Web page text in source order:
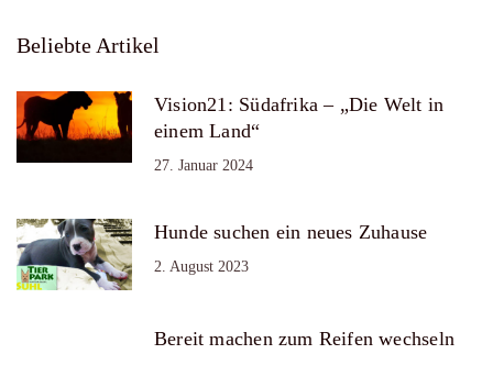
Beliebte Artikel
Vision21: Südafrika – „Die Welt in
einem Land“
27. Januar 2024
Hunde suchen ein neues Zuhause
2. August 2023
Bereit machen zum Reifen wechseln